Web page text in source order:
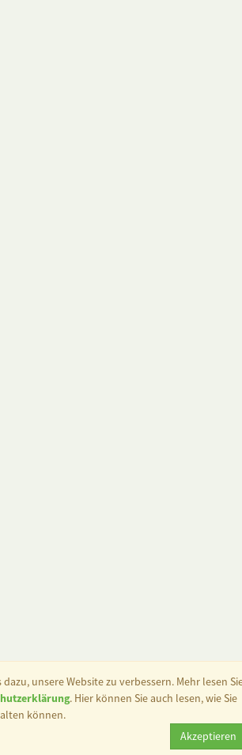
unsere Website zu verbessern. Mehr lesen
. Hier können Sie auch lesen, wie Sie
können.
Akzeptieren